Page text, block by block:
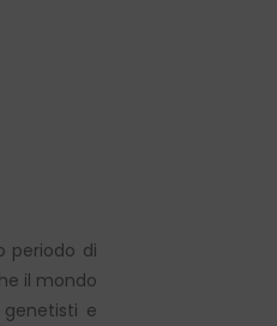
periodo di
il mondo
e